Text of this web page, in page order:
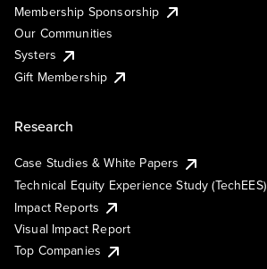
Membership Sponsorship
Our Communities
Systers
Gift Membership
Research
Case Studies & White Papers
Technical Equity Experience Study (TechEES)
Impact Reports
Visual Impact Report
Top Companies